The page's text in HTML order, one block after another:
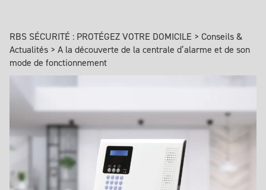
RBS SÉCURITÉ : PROTÉGEZ VOTRE DOMICILE > Conseils &
Actualités > A la découverte de la centrale d’alarme et de son
mode de fonctionnement